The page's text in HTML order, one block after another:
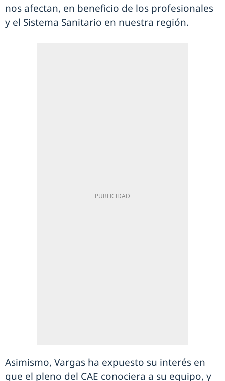
nos afectan, en beneficio de los profesionales
y el Sistema Sanitario en nuestra región.
Asimismo, Vargas ha expuesto su interés en
que el pleno del CAE conociera a su equipo, y